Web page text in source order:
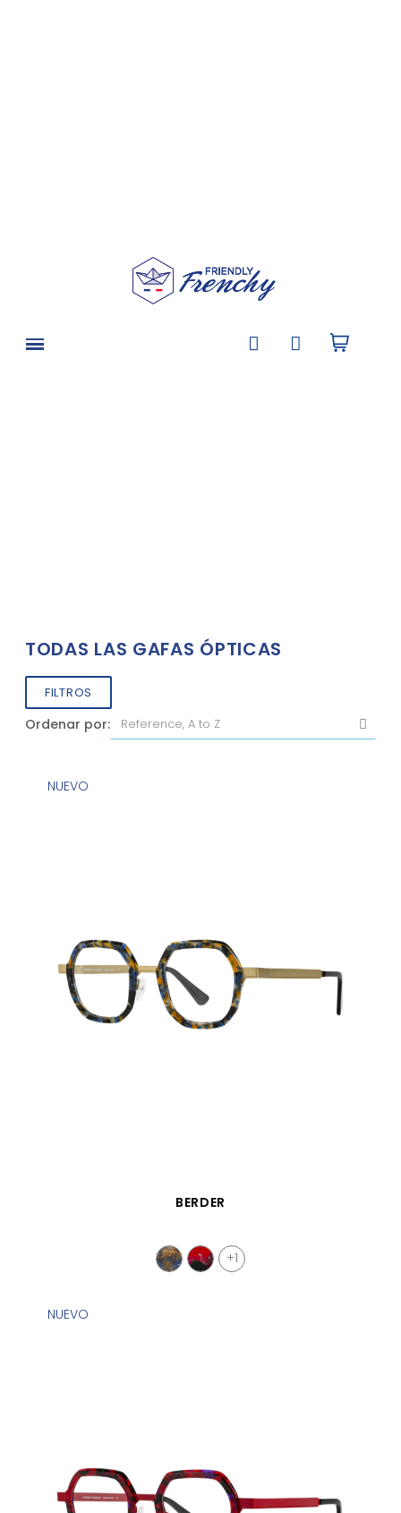
TODAS LAS GAFAS ÓPTICAS
FILTROS
Ordenar por:
VISTA RÁPIDA
NUEVO
BERDER
+1
NUEVO